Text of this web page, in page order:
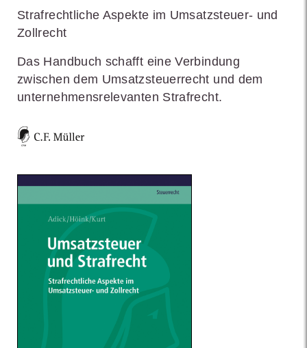
Strafrechtliche Aspekte im Umsatzsteuer- und
Zollrecht
Das Handbuch schafft eine Verbindung
zwischen dem Umsatzsteuerrecht und dem
unternehmensrelevanten Strafrecht.